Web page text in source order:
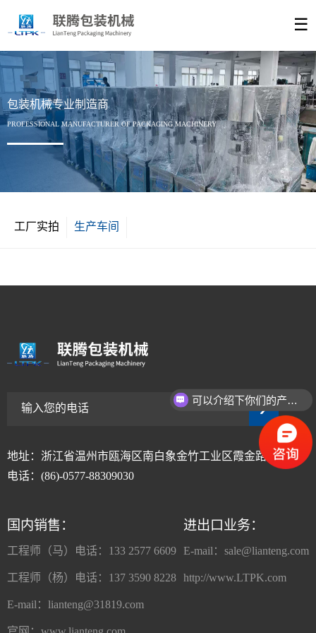
☰
包装机械专业制造商
PROFESSIONAL MANUFACTURER OF PACKAGING MACHINERY
工厂实拍 生产车间
地址：浙江省温州市瓯海区南白象金竹工业区霞金路405-1号
电话：(86)-0577-88309030
国内销售：
工程师（马）电话：133 2577 6609
工程师（杨）电话：137 3590 8228
E-mail： lianteng@31819.com
进出口业务：
E-mail： sale@lianteng.com
http://www.LTPK.com